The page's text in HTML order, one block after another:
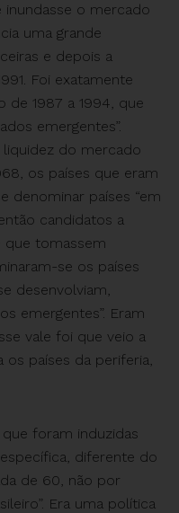
o mercado
uma grande
e depois a
Foi exatamente
de 1987 a 1994, que
emergentes”.
do mercado
os países que eram
denominar países “em
candidatos a
que tomassem
se os países
desenvolviam,
emergentes”. Eram
vale foi que veio a
países da periferia,
foram induzidas
diferente do
de 60, não por
Era uma política